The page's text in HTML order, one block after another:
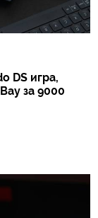
DS игра,
за 9000